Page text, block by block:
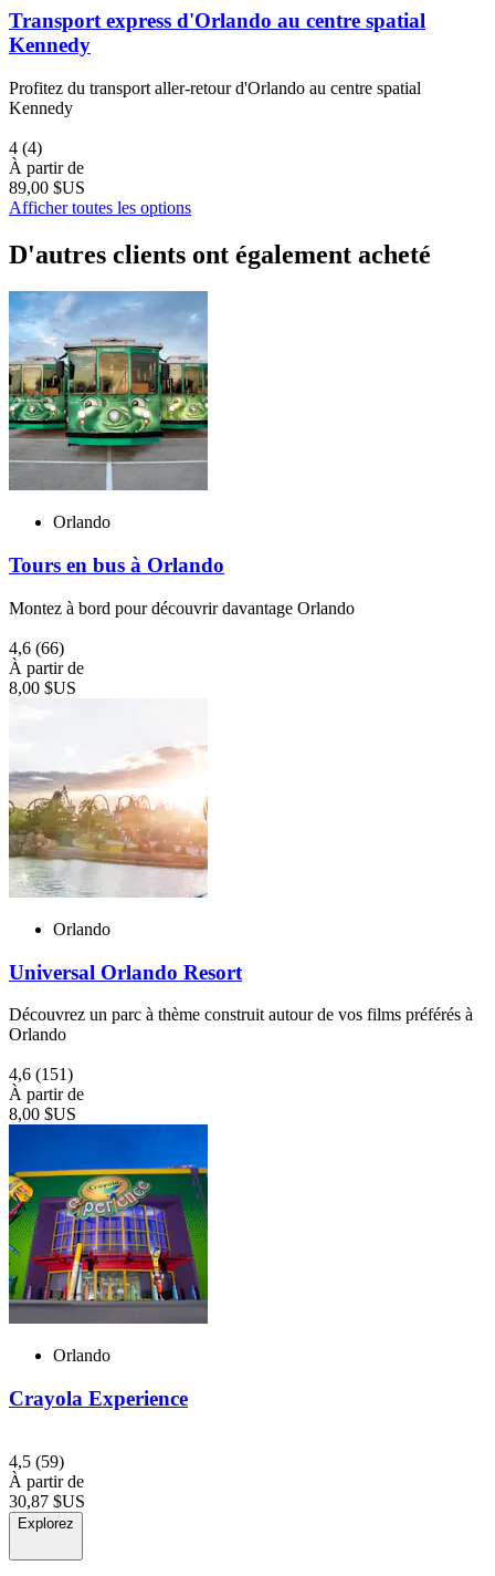
Transport express d'Orlando au centre spatial
Kennedy
Profitez du transport aller-retour d'Orlando au centre spatial
Kennedy
4 (4)
À partir de
89,00 $US
Afficher toutes les options
D'autres clients ont également acheté
Orlando
Tours en bus à Orlando
Montez à bord pour découvrir davantage Orlando
4,6 (66)
À partir de
8,00 $US
Orlando
Universal Orlando Resort
Découvrez un parc à thème construit autour de vos films préférés à
Orlando
4,6 (151)
À partir de
8,00 $US
Orlando
Crayola Experience
4,5 (59)
À partir de
30,87 $US
Explorez